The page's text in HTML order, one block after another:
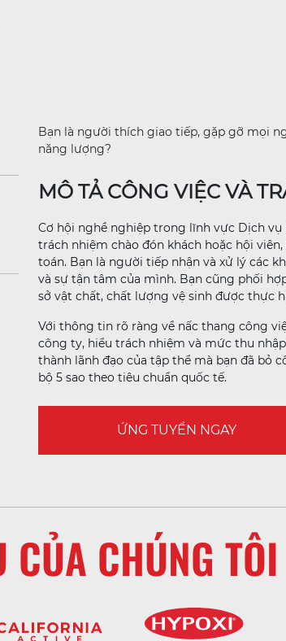
Bạn là người thích giao tiếp, gặp gỡ mọi
năng lượng?
MÔ TẢ CÔNG VIỆC VÀ
Cơ hội nghề nghiệp trong lĩnh vực Dịch vụ
trách nhiệm chào đón khách hoặc hội
toán. Bạn là người tiếp nhận và xử lý các
và sự tận tâm của mình. Bạn cũng phối
sở vật chất, chất lượng vệ sinh được thực
Với thông tin rõ ràng về nấc thang công
công ty, hiểu trách nhiệm và mức thu
thành lãnh đạo của tập thể mà bạn đã bỏ
bộ 5 sao theo tiêu chuẩn quốc tế.
ỨNG TUYỂN NGAY
CỦA CHÚNG TÔI